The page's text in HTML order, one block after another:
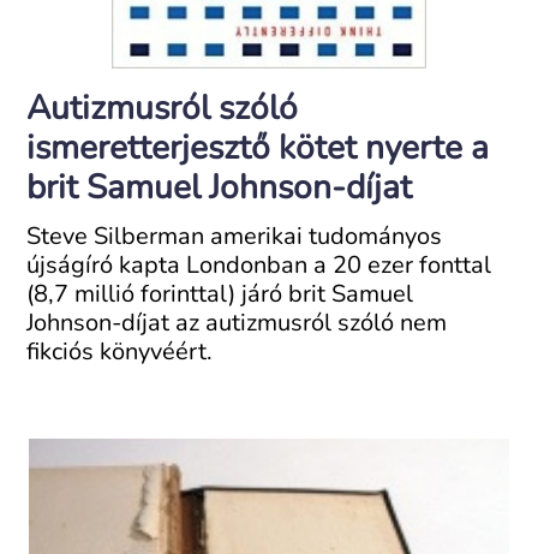
Autizmusról szóló
ismeretterjesztő kötet nyerte a
brit Samuel Johnson-díjat
Steve Silberman amerikai tudományos
újságíró kapta Londonban a 20 ezer fonttal
(8,7 millió forinttal) járó brit Samuel
Johnson-díjat az autizmusról szóló nem
fikciós könyvéért.